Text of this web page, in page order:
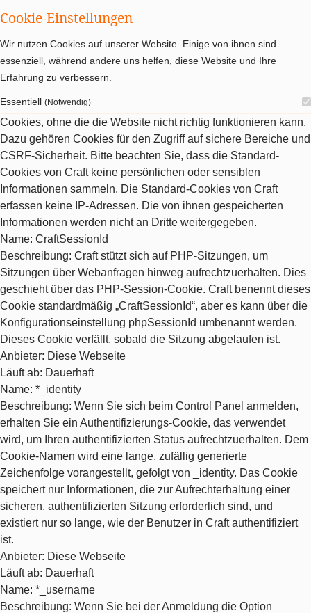
Cookie-Einstellungen
Wir nutzen Cookies auf unserer Website. Einige von ihnen sind
essenziell, während andere uns helfen, diese Website und Ihre
Erfahrung zu verbessern.
Essentiell (Notwendig)
Cookies, ohne die die Website nicht richtig funktionieren kann.
Dazu gehören Cookies für den Zugriff auf sichere Bereiche und
CSRF-Sicherheit. Bitte beachten Sie, dass die Standard-
Cookies von Craft keine persönlichen oder sensiblen
Informationen sammeln. Die Standard-Cookies von Craft
erfassen keine IP-Adressen. Die von ihnen gespeicherten
Informationen werden nicht an Dritte weitergegeben.
Name: CraftSessionId
Beschreibung: Craft stützt sich auf PHP-Sitzungen, um
Sitzungen über Webanfragen hinweg aufrechtzuerhalten. Dies
geschieht über das PHP-Session-Cookie. Craft benennt dieses
Cookie standardmäßig „CraftSessionId“, aber es kann über die
Konfigurationseinstellung phpSessionId umbenannt werden.
Dieses Cookie verfällt, sobald die Sitzung abgelaufen ist.
Anbieter: Diese Webseite
Läuft ab: Dauerhaft
Name: *_identity
Beschreibung: Wenn Sie sich beim Control Panel anmelden,
erhalten Sie ein Authentifizierungs-Cookie, das verwendet
wird, um Ihren authentifizierten Status aufrechtzuerhalten. Dem
Cookie-Namen wird eine lange, zufällig generierte
Zeichenfolge vorangestellt, gefolgt von _identity. Das Cookie
speichert nur Informationen, die zur Aufrechterhaltung einer
sicheren, authentifizierten Sitzung erforderlich sind, und
existiert nur so lange, wie der Benutzer in Craft authentifiziert
ist.
Anbieter: Diese Webseite
Läuft ab: Dauerhaft
Name: *_username
Beschreibung: Wenn Sie bei der Anmeldung die Option